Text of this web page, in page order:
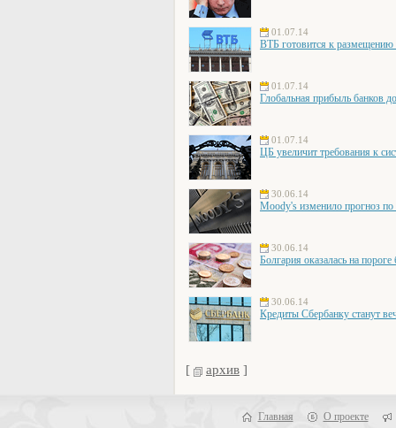
01.07.14
ВТБ готовится к размещению
01.07.14
Глобальная прибыль банков
01.07.14
ЦБ увеличит требования к
30.06.14
Moody's изменило прогноз
30.06.14
Болгария оказалась на
30.06.14
Кредиты Сбербанку станут
[ архив ]
Главная О проекте